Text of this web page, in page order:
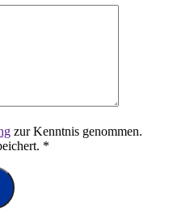
zur Kenntnis genommen.
*